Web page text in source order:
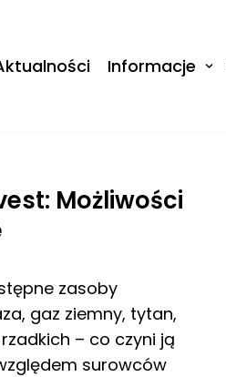
Informacje
Możliwości
zasoby
gaz ziemny, tytan,
– co czyni ją
surowców